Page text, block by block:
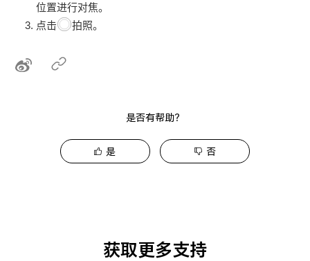
位置进行对焦。
点击
拍照。
是否有帮助？
是 否
获取更多支持